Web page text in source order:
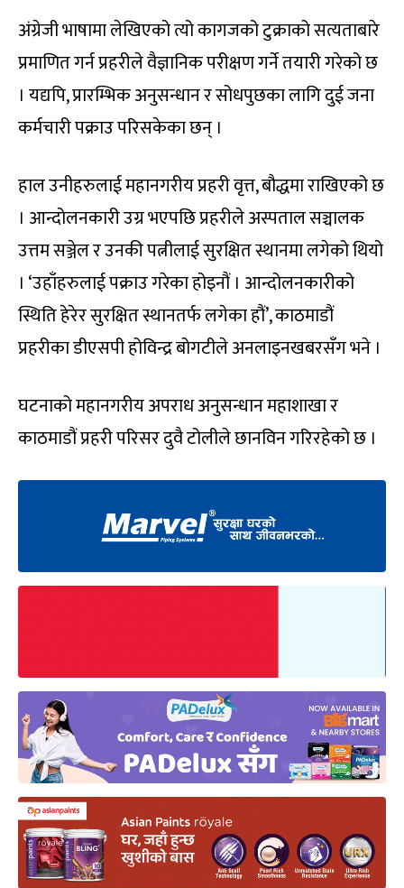
अंग्रेजी भाषामा लेखिएको त्यो कागजको टुक्राको सत्यताबारे
प्रमाणित गर्न प्रहरीले वैज्ञानिक परीक्षण गर्ने तयारी गरेको छ
। यद्यपि, प्रारम्भिक अनुसन्धान र सोधपुछका लागि दुई जना
कर्मचारी पक्राउ परिसकेका छन् ।
हाल उनीहरुलाई महानगरीय प्रहरी वृत्त, बौद्धमा राखिएको छ
। आन्दोलनकारी उग्र भएपछि प्रहरीले अस्पताल सञ्चालक
उत्तम सञ्जेल र उनकी पत्नीलाई सुरक्षित स्थानमा लगेको थियो
। ‘उहाँहरुलाई पक्राउ गरेका होइनौं । आन्दोलनकारीको
स्थिति हेरेर सुरक्षित स्थानतर्फ लगेका हौं’, काठमाडौं
प्रहरीका डीएसपी होविन्द्र बोगटीले अनलाइनखबरसँग भने ।
घटनाको महानगरीय अपराध अनुसन्धान महाशाखा र
काठमाडौं प्रहरी परिसर दुवै टोलीले छानविन गरिरहेको छ ।